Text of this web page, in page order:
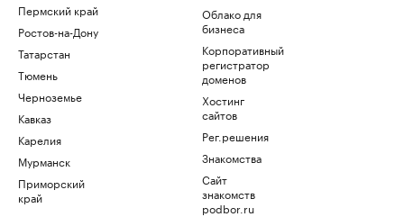
Пермский край
Ростов-на-Дону
Татарстан
Тюмень
Черноземье
Кавказ
Карелия
Мурманск
Приморский
край
Облако для
бизнеса
Корпоративный
регистратор
доменов
Хостинг
сайтов
Рег.решения
Знакомства
Сайт
знакомств
podbor.ru